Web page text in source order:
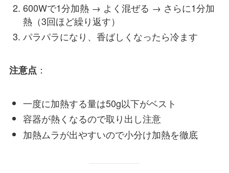
600Wで1分加熱 → よく混ぜる → さらに1分加
熱（3回ほど繰り返す）
パラパラになり、香ばしくなったら冷ます
注意点 ：
一度に加熱する量は50g以下がベスト
容器が熱くなるので取り出し注意
加熱ムラが出やすいので小分け加熱を徹底